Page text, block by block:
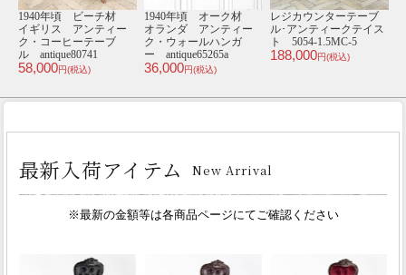
ク材
ィー
ンガ
レジカウンターテーブ
ル･アンティークテイス
ト 5054-1.5MC-5
188,000
1910年頃 オーク材
フランス アンティー
ク・ドルフィンテーブ
ル antique63398
276,000
1920年頃 オーク
イギリス アンティ
ク・ダイニングテー
ル antique80539